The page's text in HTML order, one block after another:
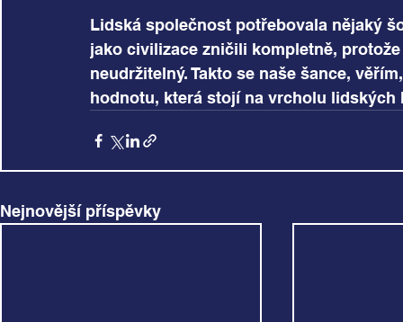
Lidská společnost potřebovala nějaký
jako civilizace zničili kompletně,
neudržitelný. Takto se naše šance,
hodnotu, která stojí na vrcholu lidských
Nejnovější příspěvky